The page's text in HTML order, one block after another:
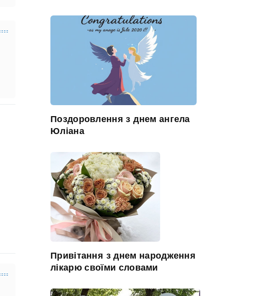
Поздоровлення з днем ангела
Юліана
Привітання з днем народження
лікарю своїми словами